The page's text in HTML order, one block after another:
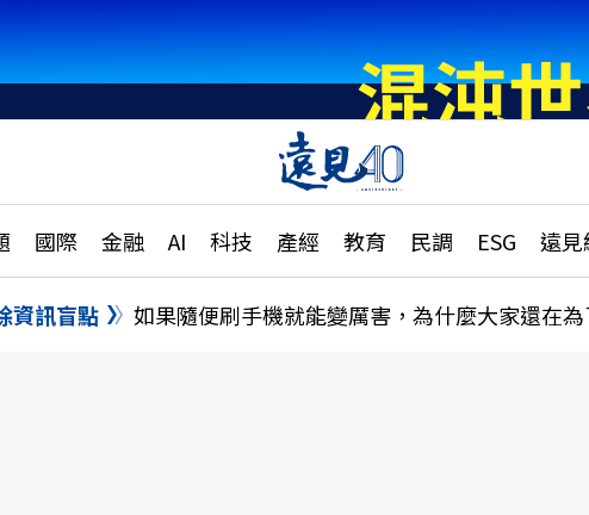
國際 金融 AI 科技 產經 教育 民調 ESG 遠見
話題
國際
特輯
大學升學、職涯攻略
縣市施政調查全解析
資訊盲點 如果隨便刷手機就能變厲害，為什麼大家還在為